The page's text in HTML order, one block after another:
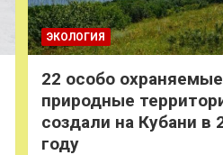
ЭКОЛОГИЯ
22 особо охраняемые
природные
создали на Кубани в
году